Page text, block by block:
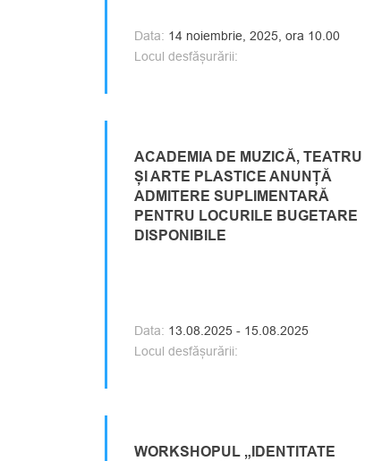
Data: 14 noiembrie, 2025, ora 10.00
Locul desfășurării:
ACADEMIA DE MUZICĂ, TEATRU
ȘI ARTE PLASTICE ANUNȚĂ
ADMITERE SUPLIMENTARĂ
PENTRU LOCURILE BUGETARE
DISPONIBILE
Data: 13.08.2025 - 15.08.2025
Locul desfășurării:
WORKSHOPUL „IDENTITATE